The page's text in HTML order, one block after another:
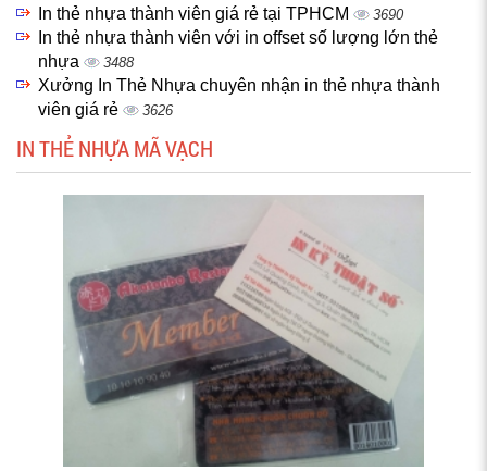
In thẻ nhựa thành viên giá rẻ tại TPHCM 3690
In thẻ nhựa thành viên với in offset số lượng lớn thẻ
nhựa
3488
Xưởng In Thẻ Nhựa chuyên nhận in thẻ nhựa thành
viên giá rẻ
3626
IN THẺ NHỰA MÃ VẠCH